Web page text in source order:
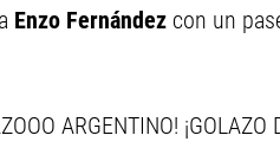
Enzo Fernández con un
ARGENTINO!